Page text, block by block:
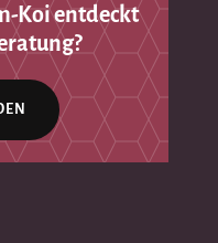
Koi entdeckt